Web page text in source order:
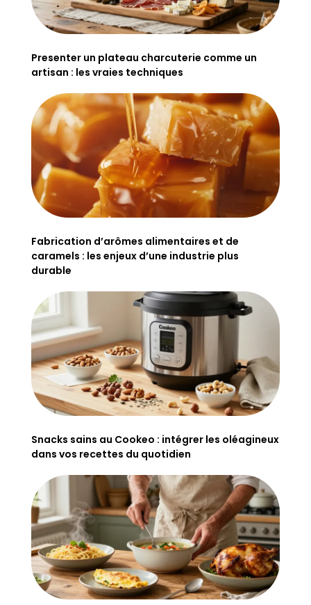
Presenter un plateau charcuterie comme un
artisan : les vraies techniques
Fabrication d’arômes alimentaires et de
caramels : les enjeux d’une industrie plus
durable
Snacks sains au Cookeo : intégrer les oléagineux
dans vos recettes du quotidien